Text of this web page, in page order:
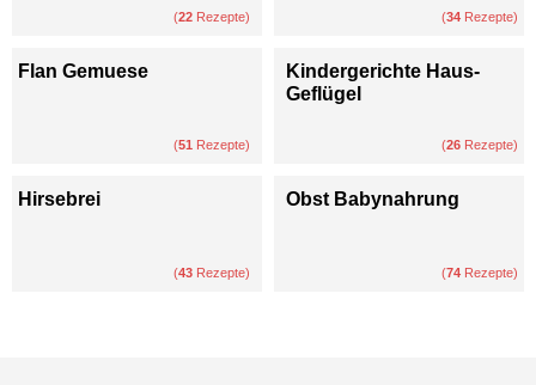
(22 Rezepte) (34 Rezepte)
Flan Gemuese
(51 Rezepte)
Kindergerichte Haus-
Geflügel
(26 Rezepte)
Hirsebrei
(43 Rezepte)
Obst Babynahrung
(74 Rezepte)